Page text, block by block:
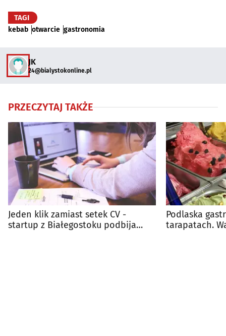
TAGI
kebab otwarcie gastronomia
JK
24@bialystokonline.pl
PRZECZYTAJ TAKŻE
Jeden klik zamiast setek CV -
startup z Białegostoku podbija
Podlaska
tarapatach.